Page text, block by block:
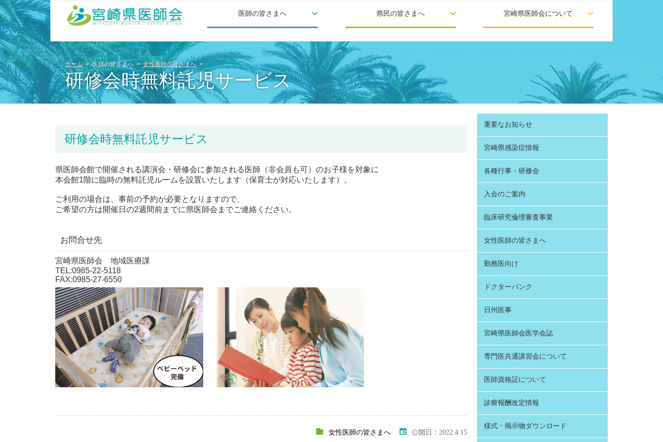
医師の皆さまへ 県民の皆さまへ 宮崎県医師会について
ホーム 医師の皆さまへ 女性医師の皆さまへ
研修会時無料託児サービス
研修会時無料託児サービス
県医師会館で開催される講演会・研修会に参加される医師（非会員も可）のお子様を対象に
本会館1階に臨時の無料託児ルームを設置いたします（保育士が対応いたします）。
ご利用の場合は、事前の予約が必要となりますので、
ご希望の方は開催日の2週間前までに県医師会までご連絡ください。
お問合せ先
宮崎県医師会 地域医療課
TEL:0985-22-5118
FAX:0985-27-6550
女性医師の皆さまへ 公開日：2022.4.15
重要なお知らせ
宮崎県感染症情報
各種行事・研修会
入会のご案内
臨床研究倫理審査事業
女性医師の皆さまへ
勤務医向け
ドクターバンク
日州医事
宮崎県医師会医学会誌
専門医共通講習会について
医師資格証について
診療報酬改定情報
様式・掲示物ダウンロード